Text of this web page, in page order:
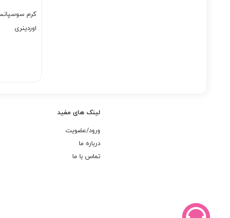
اوردینری
لینک های مفید
ورود/عضویت
درباره ما
تماس با ما